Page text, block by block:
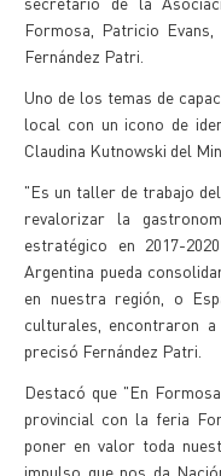
Formosa, Patricio
Fernández Patri.
Uno de los temas de
local con un icono de
Claudina Kutnowski del
"Es un taller de trabajo
revalorizar la
estratégico en 2017-
Argentina pueda
en nuestra región, o
culturales, encontraron
precisó Fernández Patri.
Destacó que "En
provincial con la feria
poner en valor toda
impulso que nos da